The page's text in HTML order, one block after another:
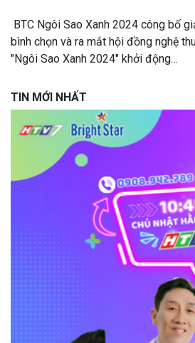
BTC Ngôi Sao Xanh 2024 công bố
bình chọn và ra mắt hội đồng nghệ
"Ngôi Sao Xanh 2024" khởi động…
TIN MỚI NHẤT